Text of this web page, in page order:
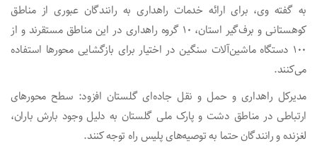
به گفته وی، برای ارائه خدمات راهداری به رانندگان عبوری از مناطق
کوهستانی و برف‌گیر استان، ۱۰ گروه راهداری در این مناطق مستقرند و از
۱۰۰ دستگاه ماشین‌آلات سنگین در اختیار برای بازگشایی محورها استفاده
می‌کنند.
مدیرکل راهداری و حمل و نقل جاده‌ای گلستان افزود: سطح محورهای
ارتباطی در مناطق دشت و پارک ملی گلستان به دلیل وجود بارش باران،
لغزنده و رانندگان حتما به توصیه‌های پلیس راه توجه کنند.